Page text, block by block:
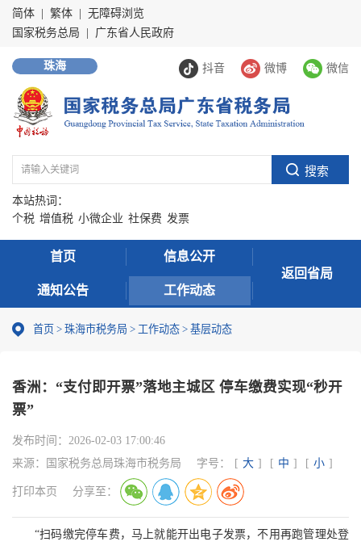
简体 繁体
无障碍浏览
国家税务总局
广东省人民政府
抖音 微博 微信
珠海
本站热词：
个税 增值税 小微企业 社保费 发票
首页 信息公开
通知公告 工作动态
返回省局
首页 > 珠海市税务局 > 工作动态 > 基层动态
香洲：“支付即开票”落地主城区 停车缴费实现“秒开
票”
发布时间： 2026-02-03 17:00:46
来源：
国家税务总局珠海市税务局 字号： [ 大 ] [ 中 ] [ 小 ]
打印本页 分享至：
“扫码缴完停车费，马上就能开出电子发票，不用再跑管理处登